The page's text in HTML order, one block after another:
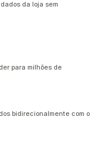
da loja sem
para milhões de
bidirecionalmente com o